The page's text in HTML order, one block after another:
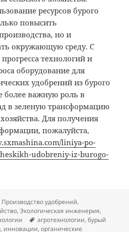
ресурсов бурого
повысить
но и
окружающую среду. С
технологий и
оборудование для
удобрений из бурого
более важную роль в
в зеленую трансформацию
Для получения
пожалуйста,
liniya-po-
udobreniy-iz-burogo-
Categories
Производство удобрений,
,Экологическая инженерия,
Tags
агротехнологии,бурый
, инновации,органические